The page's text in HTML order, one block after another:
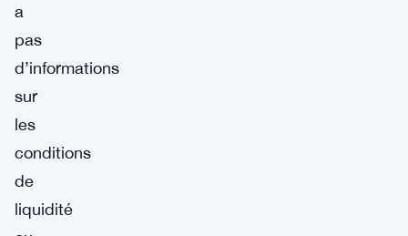
a
pas
d’informations
sur
les
conditions
de
liquidité